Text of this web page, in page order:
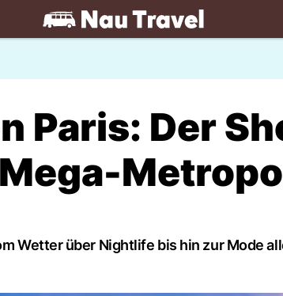
travel.NAU.ch
Paris: Der
Wetter über Nightlife bis hin zur Mode